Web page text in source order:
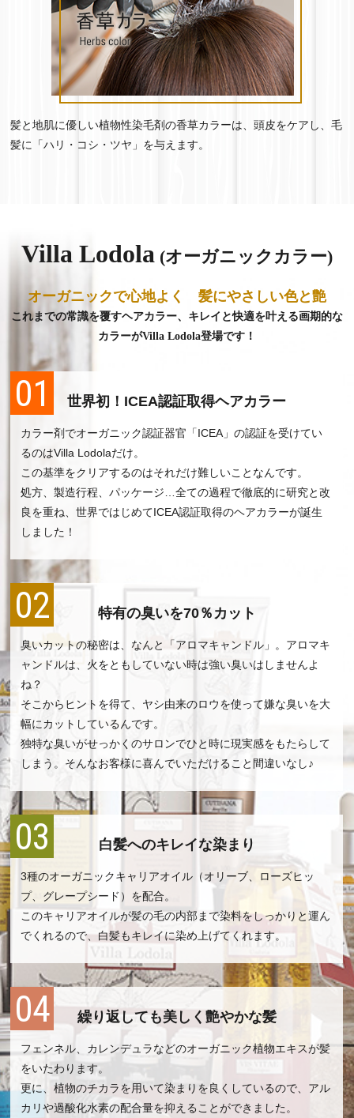
髪と地肌に優しい植物性染毛剤の香草カラーは、頭皮をケアし、毛
髪に「ハリ・コシ・ツヤ」を与えます。
Villa Lodola (オーガニックカラー)
オーガニックで心地よく 髪にやさしい色と艶
これまでの常識を覆すヘアカラー、キレイと快適を叶える画期的な
カラーがVilla Lodola登場です！
01 世界初！ICEA認証取得ヘアカラー
カラー剤でオーガニック認証器官「ICEA」の認証を受けてい
るのはVilla Lodolaだけ。
この基準をクリアするのはそれだけ難しいことなんです。
処方、製造行程、パッケージ…全ての過程で徹底的に研究と改
良を重ね、世界ではじめてICEA認証取得のヘアカラーが誕生
しました！
02 特有の臭いを70％カット
臭いカットの秘密は、なんと「アロマキャンドル」。アロマキ
ャンドルは、火をともしていない時は強い臭いはしませんよ
ね？
そこからヒントを得て、ヤシ由来のロウを使って嫌な臭いを大
幅にカットしているんです。
独特な臭いがせっかくのサロンでひと時に現実感をもたらして
しまう。そんなお客様に喜んでいただけること間違いなし♪
03 白髪へのキレイな染まり
3種のオーガニックキャリアオイル（オリーブ、ローズヒッ
プ、グレープシード）を配合。
このキャリアオイルが髪の毛の内部まで染料をしっかりと運ん
でくれるので、白髪もキレイに染め上げてくれます。
04 繰り返しても美しく艶やかな髪
フェンネル、カレンデュラなどのオーガニック植物エキスが髪
をいたわります。
更に、植物のチカラを用いて染まりを良くしているので、アル
カリや過酸化水素の配合量を抑えることができました。